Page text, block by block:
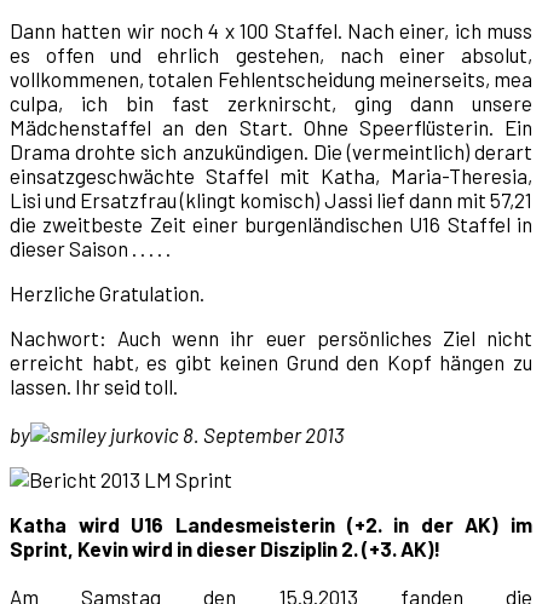
Dann hatten wir noch 4 x 100 Staffel. Nach einer, ich muss
es offen und ehrlich gestehen, nach einer absolut,
vollkommenen, totalen Fehlentscheidung meinerseits, mea
culpa, ich bin fast zerknirscht, ging dann unsere
Mädchenstaffel an den Start. Ohne Speerflüsterin. Ein
Drama drohte sich anzukündigen. Die (vermeintlich) derart
einsatzgeschwächte Staffel mit Katha, Maria-Theresia,
Lisi und Ersatzfrau (klingt komisch) Jassi lief dann mit 57,21
die zweitbeste Zeit einer burgenländischen U16 Staffel in
dieser Saison . . . . .
Herzliche Gratulation.
Nachwort: Auch wenn ihr euer persönliches Ziel nicht
erreicht habt, es gibt keinen Grund den Kopf hängen zu
lassen. Ihr seid toll.
by
jurkovic 8. September 2013
Katha wird U16 Landesmeisterin (+2. in der AK) im
Sprint, Kevin wird in dieser Disziplin 2. (+3. AK)!
Am Samstag den 15.9.2013 fanden die